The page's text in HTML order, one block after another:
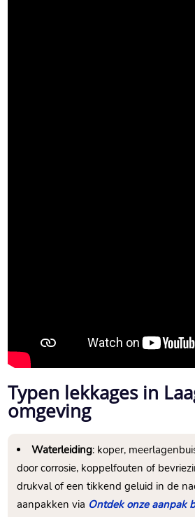
Typen lekkages in
omgeving
Waterleiding: koper,
door corrosie, koppelfouten of
drukval of een tikkend geluid in de
aanpakken via Ontdek onze aanpak